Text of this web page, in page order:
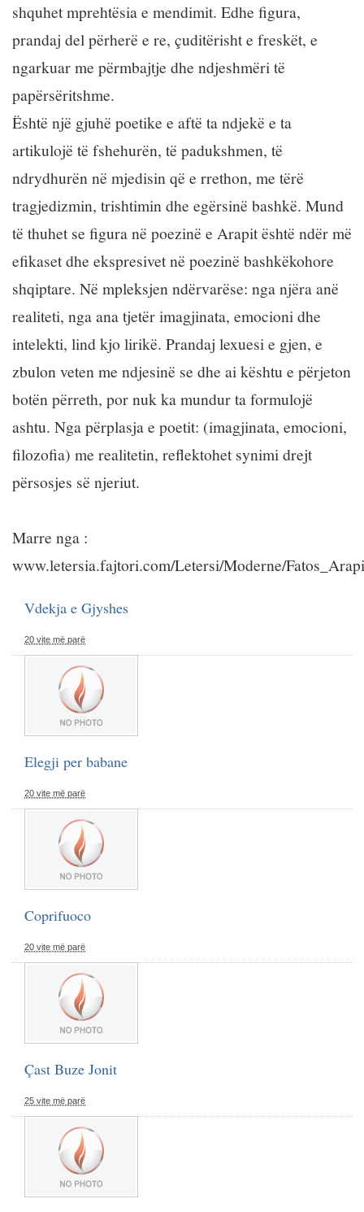
shquhet mprehtësia e mendimit. Edhe figura,
prandaj del përherë e re, çuditërisht e freskët, e
ngarkuar me përmbajtje dhe ndjeshmëri të
papërsëritshme.
Është një gjuhë poetike e aftë ta ndjekë e ta
artikulojë të fshehurën, të padukshmen, të
ndrydhurën në mjedisin që e rrethon, me tërë
tragjedizmin, trishtimin dhe egërsinë bashkë. Mund
të thuhet se figura në poezinë e Arapit është ndër më
efikaset dhe ekspresivet në poezinë bashkëkohore
shqiptare. Në mpleksjen ndërvarëse: nga njëra anë
realiteti, nga ana tjetër imagjinata, emocioni dhe
intelekti, lind kjo lirikë. Prandaj lexuesi e gjen, e
zbulon veten me ndjesinë se dhe ai kështu e përjeton
botën përreth, por nuk ka mundur ta formulojë
ashtu. Nga përplasja e poetit: (imagjinata, emocioni,
filozofia) me realitetin, reflektohet synimi drejt
përsosjes së njeriut.
Marre nga :
www.letersia.fajtori.com/Letersi/Moderne/Fatos_Arapi
Vdekja e Gjyshes
20 vite më parë
Elegji per babane
20 vite më parë
Coprifuoco
20 vite më parë
Çast Buze Jonit
25 vite më parë